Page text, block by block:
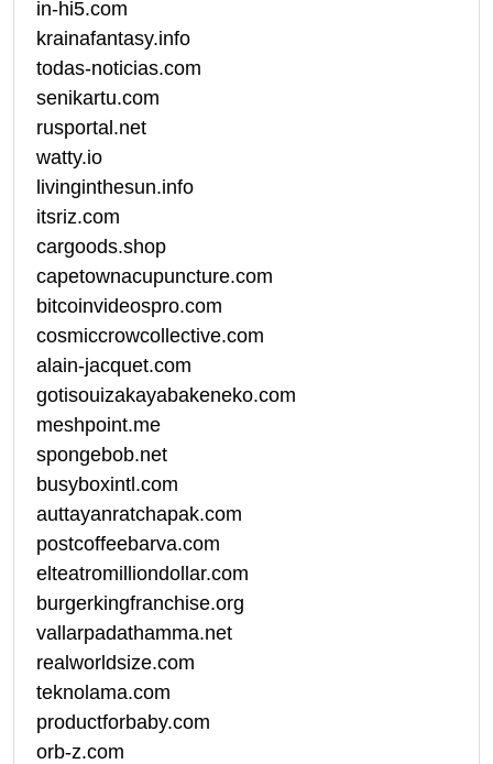
in-hi5.com
krainafantasy.info
todas-noticias.com
senikartu.com
rusportal.net
watty.io
livinginthesun.info
itsriz.com
cargoods.shop
capetownacupuncture.com
bitcoinvideospro.com
cosmiccrowcollective.com
alain-jacquet.com
gotisouizakayabakeneko.com
meshpoint.me
spongebob.net
busyboxintl.com
auttayanratchapak.com
postcoffeebarva.com
elteatromilliondollar.com
burgerkingfranchise.org
vallarpadathamma.net
realworldsize.com
teknolama.com
productforbaby.com
orb-z.com